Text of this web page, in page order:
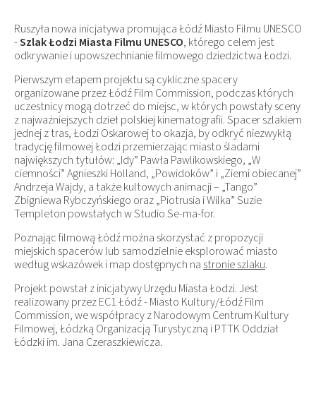
Ruszyła nowa inicjatywa promująca Łódź Miasto Filmu UNESCO
-Szlak Łodzi Miasta Filmu UNESCO, którego celem jest
odkrywanie i upowszechnianie filmowego dziedzictwa Łodzi.
Pierwszym etapem projektu są cykliczne spacery
organizowane przez Łódź Film Commission, podczas których
uczestnicy mogą dotrzeć do miejsc, w których powstały sceny
z najważniejszych dzieł polskiej kinematografii. Spacer szlakiem
jednej z tras, Łodzi Oskarowej to okazja, by odkryć niezwykłą
tradycję filmowej Łodzi przemierzając miasto śladami
największych tytułów: „Idy” Pawła Pawlikowskiego, „W
ciemności” Agnieszki Holland, „Powidoków” i „Ziemi obiecanej”
Andrzeja Wajdy, a także kultowych animacji – „Tango”
Zbigniewa Rybczyńskiego oraz „Piotrusia i Wilka” Suzie
Templeton powstałych w Studio Se-ma-for.
Poznając filmową Łódź można skorzystać z propozycji
miejskich spacerówlub samodzielnie eksplorować miasto
według wskazówek i map dostępnych na stronie szlaku.
Projekt powstał z inicjatywy Urzędu Miasta Łodzi. Jest
realizowany przez EC1 Łódź - Miasto Kultury/Łódź Film
Commission, we współpracy z Narodowym Centrum Kultury
Filmowej, Łódzką Organizacją Turystyczną i PTTK Oddział
Łódzki im. Jana Czeraszkiewicza.